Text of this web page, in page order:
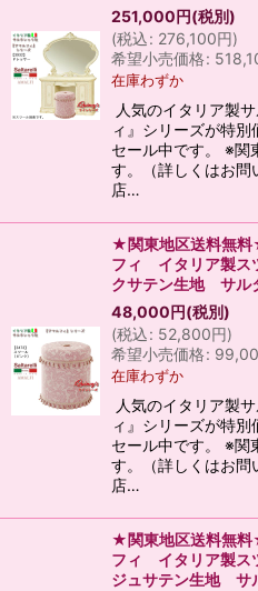
251,000円(税別)
(税込: 276,100円)
希望小売価格:
在庫わずか
人気のイタリア製
ィ』シリーズが特
セール中です。 ※関
す。（詳しくはお問
店…
★関東地区送料無
フィ イタリア製ス
クサテン生地 サル
48,000円(税別)
(税込: 52,800円)
希望小売価格:
在庫わずか
人気のイタリア製
ィ』シリーズが特
セール中です。 ※関
す。（詳しくはお問
店…
★関東地区送料無
フィ イタリア製ス
ジュサテン生地 サ